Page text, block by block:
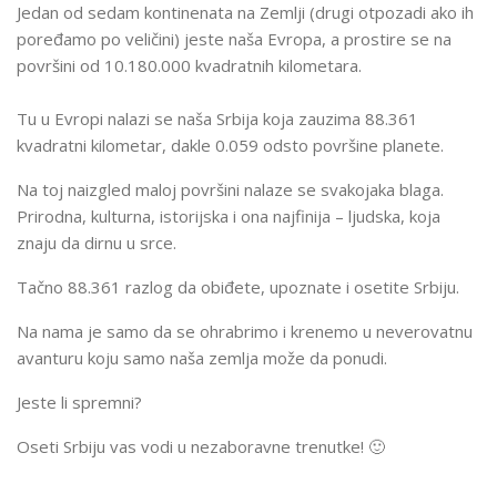
Jedan od sedam kontinenata na Zemlji (drugi otpozadi ako ih
poređamo po veličini) jeste naša Evropa, a prostire se na
površini od 10.180.000 kvadratnih kilometara.
Tu u Evropi nalazi se naša Srbija koja zauzima 88.361
kvadratni kilometar, dakle 0.059 odsto površine planete.
Na toj naizgled maloj površini nalaze se svakojaka blaga.
Prirodna, kulturna, istorijska i ona najfinija – ljudska, koja
znaju da dirnu u srce.
Tačno 88.361 razlog da obiđete, upoznate i osetite Srbiju.
Na nama je samo da se ohrabrimo i krenemo u neverovatnu
avanturu koju samo naša zemlja može da ponudi.
Jeste li spremni?
Oseti Srbiju vas vodi u nezaboravne trenutke! 🙂